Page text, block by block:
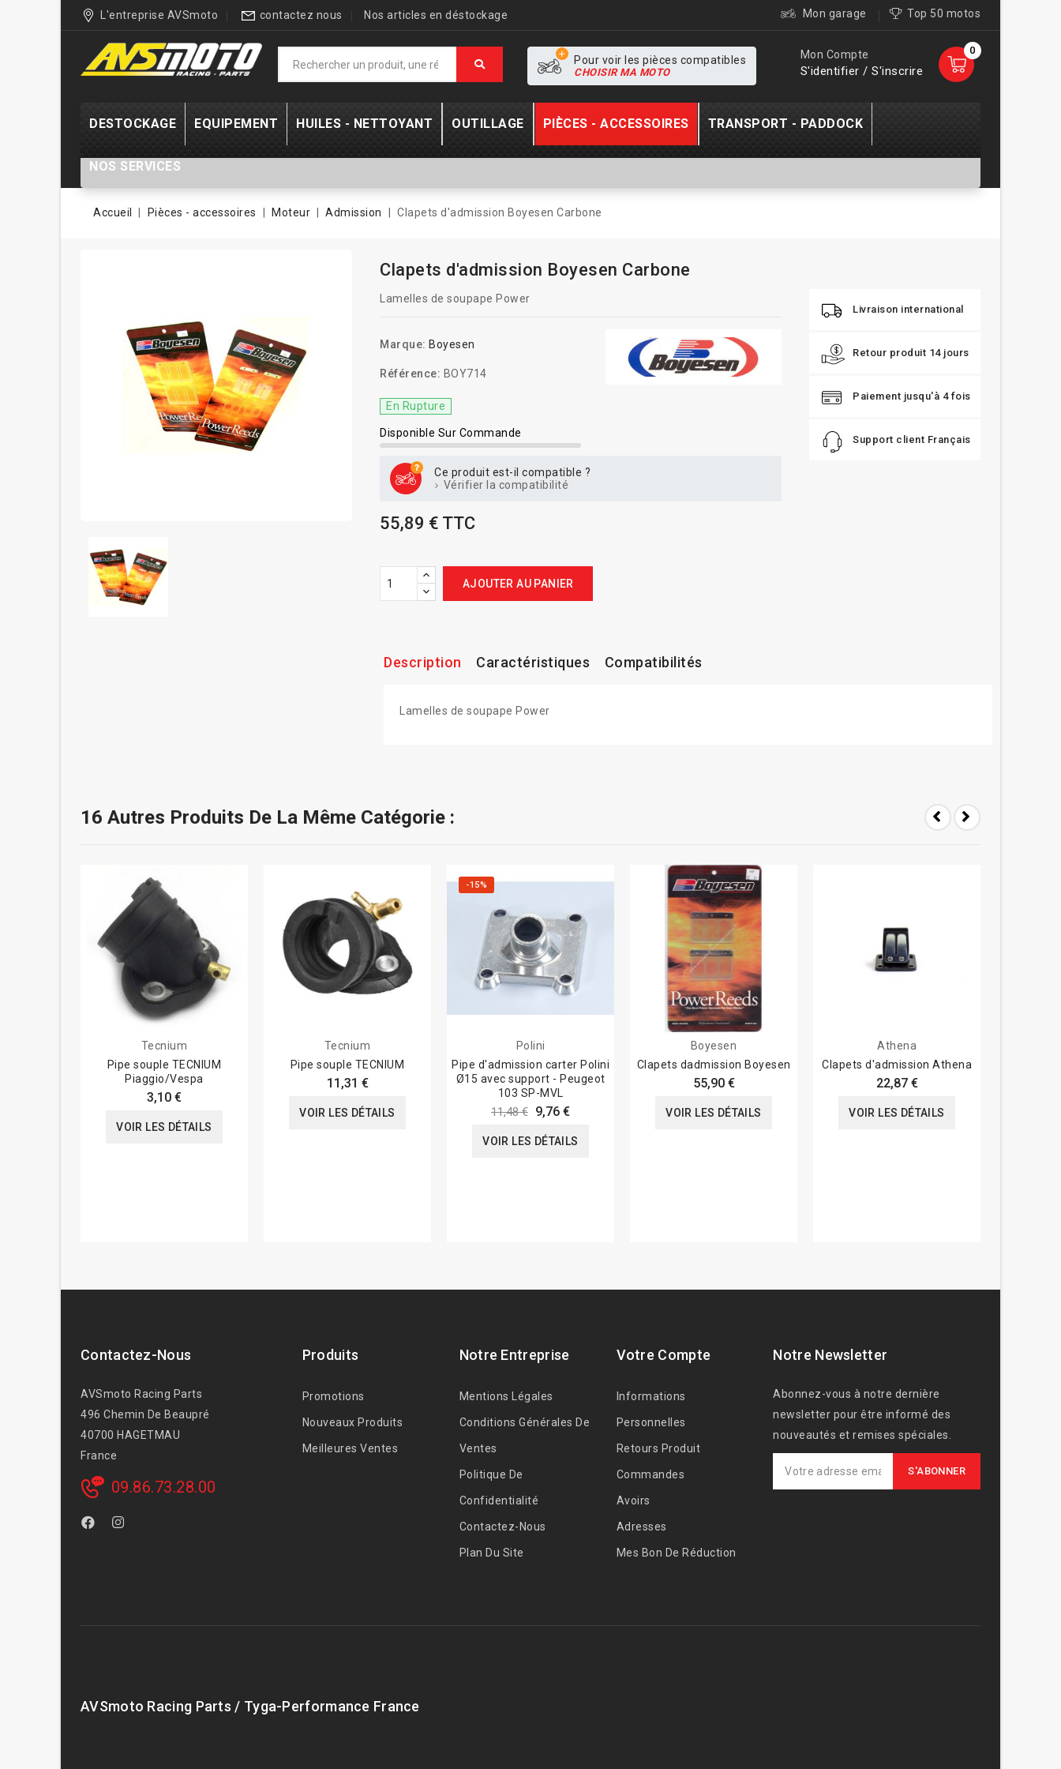
L'entreprise AVSmoto contactez nous Nos articles en déstockage Mon garage Top 50 motos
0
Mon Compte
S'identifier / S'inscrire
Pour voir les pièces compatibles
CHOISIR MA MOTO
DESTOCKAGE EQUIPEMENT HUILES - NETTOYANT OUTILLAGE PIÈCES - ACCESSOIRES TRANSPORT - PADDOCK
NOS SERVICES
Accueil Pièces - accessoires Moteur Admission Clapets d'admission Boyesen Carbone
Clapets d'admission Boyesen Carbone
Lamelles de soupape Power
Marque: Boyesen
Référence: BOY714
En Rupture
Disponible Sur Commande
Ce produit est-il compatible ?
Vérifier la compatibilité
55,89 € TTC
AJOUTER AU PANIER
Livraison international
Retour produit 14 jours
Paiement jusqu'à 4 fois
Support client Français
Description Caractéristiques Compatibilités
Lamelles de soupape Power
16 Autres Produits De La Même Catégorie :
Tecnium
Pipe souple TECNIUM
Piaggio/Vespa
3,10 €
VOIR LES DÉTAILS
Tecnium
Pipe souple TECNIUM
11,31 €
VOIR LES DÉTAILS
-15%
Polini
Pipe d'admission carter Polini
Ø15 avec support - Peugeot
103 SP-MVL
11,48 € 9,76 €
VOIR LES DÉTAILS
Boyesen
Clapets dadmission Boyesen
55,90 €
VOIR LES DÉTAILS
Athena
Clapets d'admission Athena
22,87 €
VOIR LES DÉTAILS
Contactez-Nous
AVSmoto Racing Parts
496 Chemin De Beaupré
40700 HAGETMAU
France
09.86.73.28.00
Produits
Promotions
Nouveaux Produits
Meilleures Ventes
Notre Entreprise
Mentions Légales
Conditions Générales De
Ventes
Politique De
Confidentialité
Contactez-Nous
Plan Du Site
Votre Compte
Informations
Personnelles
Retours Produit
Commandes
Avoirs
Adresses
Mes Bon De Réduction
Notre Newsletter
Abonnez-vous à notre dernière
newsletter pour être informé des
nouveautés et remises spéciales.
AVSmoto Racing Parts / Tyga-Performance France